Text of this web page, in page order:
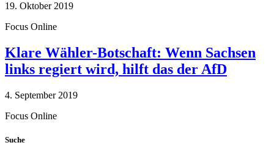
19. Oktober 2019
Focus Online
Klare Wähler-Botschaft: Wenn Sachsen
links regiert wird, hilft das der AfD
4. September 2019
Focus Online
Suche